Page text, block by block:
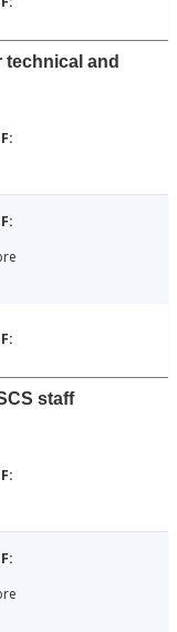
technical and
staff